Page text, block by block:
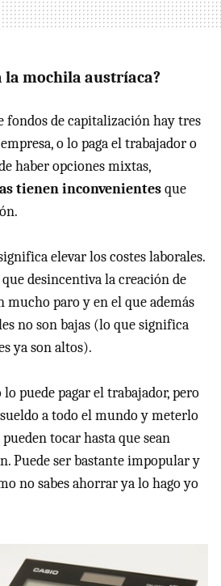
la mochila austríaca?
fondos de capitalización hay tres
o lo paga el trabajador o
haber opciones mixtas,
tienen inconvenientesque
elevar los costes laborales.
desincentiva la creación de
mucho paro y en el que además
no son bajas (lo que significa
ya son altos).
puede pagar el trabajador, pero
a todo el mundo y meterlo
tocar hasta que sean
Puede ser bastante impopular y
no sabes ahorrar ya lo hago yo